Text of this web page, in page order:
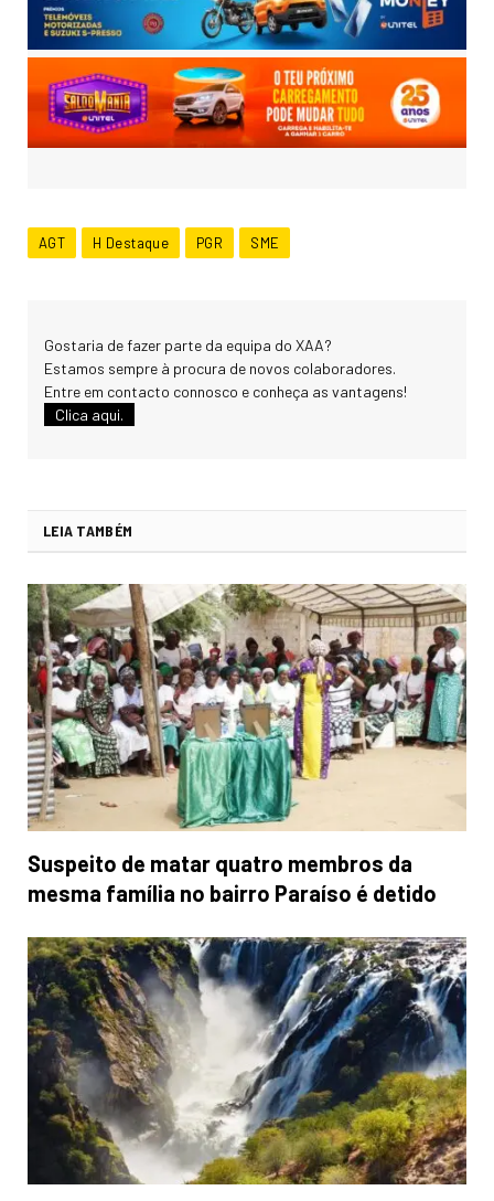
AGT H Destaque PGR SME
Gostaria de fazer parte da equipa do XAA?
Estamos sempre à procura de novos colaboradores.
Entre em contacto connosco e conheça as vantagens!
Clica aqui.
LEIA TAMBÉM
Suspeito de matar quatro membros da
mesma família no bairro Paraíso é detido